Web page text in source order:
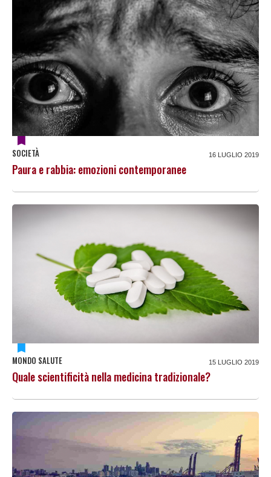
SOCIETÀ 16 LUGLIO 2019
Paura e rabbia: emozioni contemporanee
MONDO SALUTE 15 LUGLIO 2019
Quale scientificità nella medicina tradizionale?